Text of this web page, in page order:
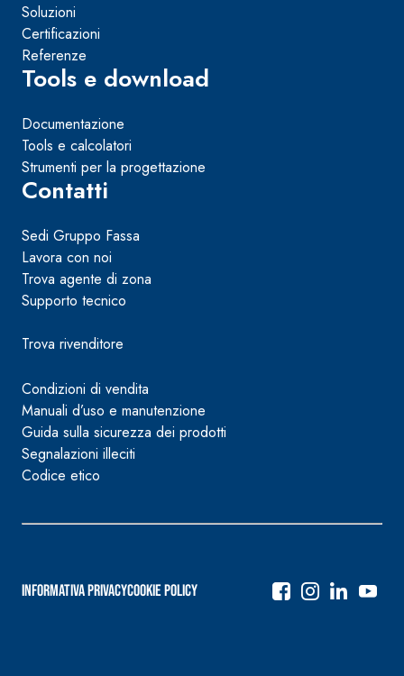
Soluzioni
Certificazioni
Referenze
Tools e download
Documentazione
Tools e calcolatori
Strumenti per la progettazione
Contatti
Sedi Gruppo Fassa
Lavora con noi
Trova agente di zona
Supporto tecnico
Trova rivenditore
Condizioni di vendita
Manuali d’uso e manutenzione
Guida sulla sicurezza dei prodotti
Segnalazioni illeciti
Codice etico
Informativa PrivacyCookie Policy